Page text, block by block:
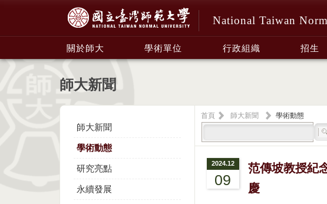
National Taiwan
關於師大 學術單位 行政組織 招生
師大新聞
師大新聞
學術動態
研究亮點
永續發展
首頁 師大新聞
學術動態
2024.12
09
范傳坡教授紀
慶